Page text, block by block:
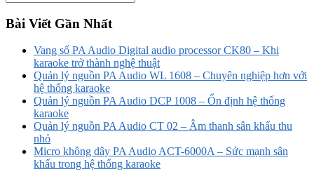
Bài Viết Gần Nhất
Vang số PA Audio Digital audio processor CK80 – Khi
karaoke trở thành nghệ thuật
Quản lý nguồn PA Audio WL 1608 – Chuyên nghiệp hơn với
hệ thống karaoke
Quản lý nguồn PA Audio DCP 1008 – Ổn định hệ thống
karaoke
Quản lý nguồn PA Audio CT 02 – Âm thanh sân khấu thu
nhỏ
Micro không dây PA Audio ACT-6000A – Sức mạnh sân
khấu trong hệ thống karaoke